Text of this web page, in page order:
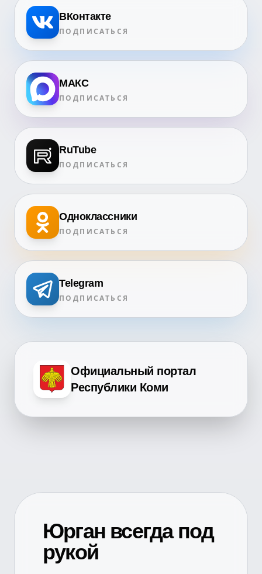
ВКонтакте
ПОДПИСАТЬСЯ
МАКС
ПОДПИСАТЬСЯ
RuTube
ПОДПИСАТЬСЯ
Одноклассники
ПОДПИСАТЬСЯ
Telegram
ПОДПИСАТЬСЯ
Официальный портал
Республики Коми
Юрган всегда под
рукой